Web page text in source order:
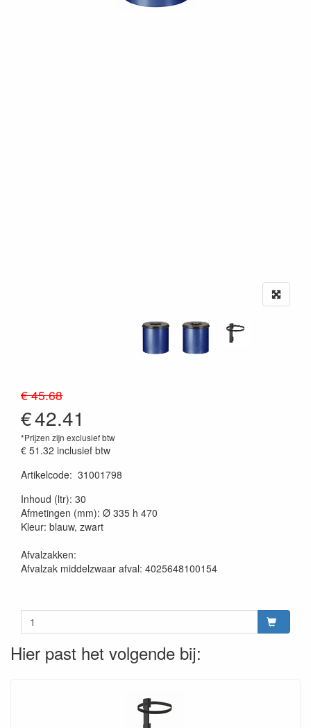
€ 45.68
€42.41
*Prijzen zijn exclusief btw
€ 51.32 inclusief btw
Artikelcode: 31001798
Inhoud (ltr): 30
Afmetingen (mm): Ø 335 h 470
Kleur: blauw, zwart
Afvalzakken:
Afvalzak middelzwaar afval: 4025648100154
Hier past het volgende bij: